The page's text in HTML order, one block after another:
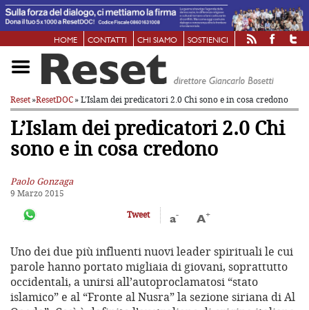
HOME CONTATTI CHI SIAMO SOSTIENICI
Reset»ResetDOC» L’Islam dei predicatori 2.0Chi sono e in cosa credono
L’Islam dei predicatori 2.0 Chi
sono e in cosa credono
Paolo Gonzaga
9 Marzo 2015
Tweet
a- A+
Uno dei due più influenti nuovi leader spirituali le cui
parole hanno portato migliaia di giovani, soprattutto
occidentali, a unirsi all’autoproclamatosi “stato
islamico” e al “Fronte al Nusra” la sezione siriana di Al